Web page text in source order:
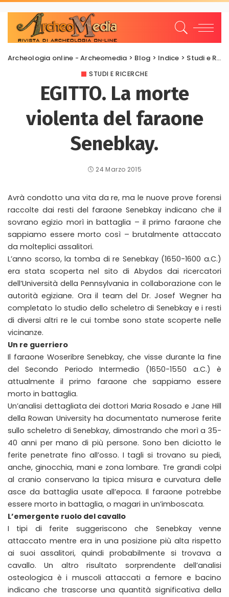
Archeologia online - Archeomedia > Blog > Indice > Studi e Ricerche
STUDI E RICERCHE
EGITTO. La morte
violenta del faraone
Senebkay.
24 Marzo 2015
Avrà condotto una vita da re, ma le nuove prove forensi
raccolte dai resti del faraone Senebkay indicano che il
sovrano egizio morì in battaglia – il primo faraone che
sappiamo essere morto così – brutalmente attaccato
da molteplici assalitori.
L’anno scorso, la tomba di re Senebkay (1650-1600 a.C.)
era stata scoperta nel sito di Abydos dai ricercatori
dell’Università della Pennsylvania in collaborazione con le
autorità egiziane. Ora il team del Dr. Josef Wegner ha
completato lo studio dello scheletro di Senebkay e i resti
di diversi altri re le cui tombe sono state scoperte nelle
vicinanze.
Un re guerriero
Il faraone Woseribre Senebkay, che visse durante la fine
del Secondo Periodo Intermedio (1650-1550 a.C.) è
attualmente il primo faraone che sappiamo essere
morto in battaglia.
Un’analisi dettagliata dei dottori Maria Rosado e Jane Hill
della Rowan University ha documentato numerose ferite
sullo scheletro di Senebkay, dimostrando che morì a 35-
40 anni per mano di più persone. Sono ben diciotto le
ferite penetrate fino all’osso. I tagli si trovano su piedi,
anche, ginocchia, mani e zona lombare. Tre grandi colpi
al cranio conservano la tipica misura e curvatura delle
asce da battaglia usate all’epoca. Il faraone potrebbe
essere morto in battaglia, o magari in un’imboscata.
L’emergente ruolo del cavallo
I tipi di ferite suggeriscono che Senebkay venne
attaccato mentre era in una posizione più alta rispetto
ai suoi assalitori, quindi probabilmente si trovava a
cavallo. Un altro risultato sorprendente dell’analisi
osteologica è i muscoli attaccati a femore e bacino
indicano che trascorse una quantità significativa della